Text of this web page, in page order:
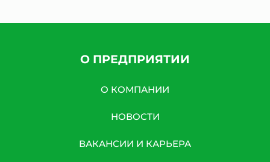
О ПРЕДПРИЯТИИ
О КОМПАНИИ
НОВОСТИ
ВАКАНСИИ И КАРЬЕРА